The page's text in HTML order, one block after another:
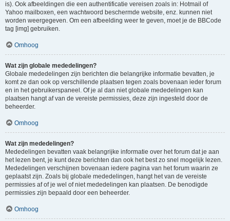
is). Ook afbeeldingen die een authentificatie vereisen zoals in: Hotmail of
Yahoo mailboxen, een wachtwoord beschermde website, enz. kunnen niet
worden weergegeven. Om een afbeelding weer te geven, moet je de BBCode
tag [img] gebruiken.
Omhoog
Wat zijn globale mededelingen?
Globale mededelingen zijn berichten die belangrijke informatie bevatten, je
komt ze dan ook op verschillende plaatsen tegen zoals bovenaan ieder forum
en in het gebruikerspaneel. Of je al dan niet globale mededelingen kan
plaatsen hangt af van de vereiste permissies, deze zijn ingesteld door de
beheerder.
Omhoog
Wat zijn mededelingen?
Mededelingen bevatten vaak belangrijke informatie over het forum dat je aan
het lezen bent, je kunt deze berichten dan ook het best zo snel mogelijk lezen.
Mededelingen verschijnen bovenaan iedere pagina van het forum waarin ze
geplaatst zijn. Zoals bij globale mededelingen, hangt het van de vereiste
permissies af of je wel of niet mededelingen kan plaatsen. De benodigde
permissies zijn bepaald door een beheerder.
Omhoog